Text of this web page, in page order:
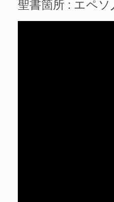
聖書箇所 : エペ